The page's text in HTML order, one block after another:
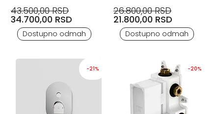
43.500,00 RSD
34.700,00 RSD
Dostupno odmah
26.800,00 RSD
21.800,00 RSD
Dostupno odmah
-21% -20%